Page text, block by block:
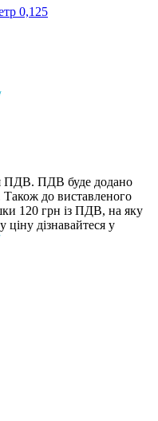
0,125
ПДВ. ПДВ буде додано
до виставленого
120 грн із ПДВ, на яку
дізнавайтеся у